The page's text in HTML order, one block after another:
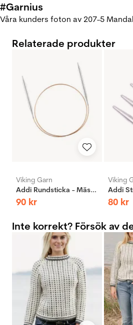
#Garnius
Våra kunders foton av 207-5
Relaterade produkter
Viking Garn
Addi Rundsticka - Mässing
90 kr
Viking
80 kr
Inte korrekt? Försök av